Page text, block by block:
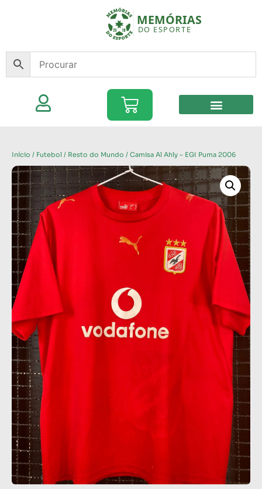
Início / Futebol / Resto do Mundo / Camisa Al Ahly – EGI Puma 2006